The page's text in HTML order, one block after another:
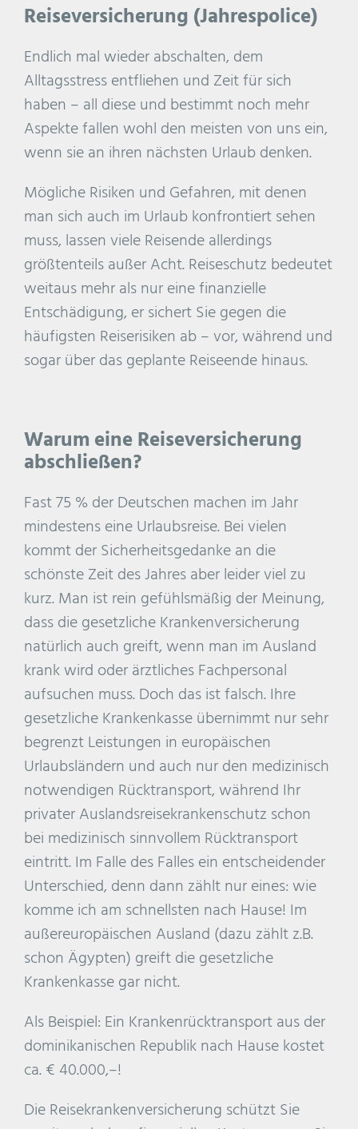
Reiseversicherung (Jahrespolice)
Endlich mal wieder abschalten, dem
Alltagsstress entfliehen und Zeit für sich
haben – all diese und bestimmt noch mehr
Aspekte fallen wohl den meisten von uns ein,
wenn sie an ihren nächsten Urlaub denken.
Mögliche Risiken und Gefahren, mit denen
man sich auch im Urlaub konfrontiert sehen
muss, lassen viele Reisende allerdings
größtenteils außer Acht. Reiseschutz bedeutet
weitaus mehr als nur eine finanzielle
Entschädigung, er sichert Sie gegen die
häufigsten Reiserisiken ab – vor, während und
sogar über das geplante Reiseende hinaus.
Warum eine Reiseversicherung
abschließen?
Fast 75 % der Deutschen machen im Jahr
mindestens eine Urlaubsreise. Bei vielen
kommt der Sicherheitsgedanke an die
schönste Zeit des Jahres aber leider viel zu
kurz. Man ist rein gefühlsmäßig der Meinung,
dass die gesetzliche Krankenversicherung
natürlich auch greift, wenn man im Ausland
krank wird oder ärztliches Fachpersonal
aufsuchen muss. Doch das ist falsch. Ihre
gesetzliche Krankenkasse übernimmt nur sehr
begrenzt Leistungen in europäischen
Urlaubsländern und auch nur den medizinisch
notwendigen Rücktransport, während Ihr
privater Auslandsreisekrankenschutz schon
bei medizinisch sinnvollem Rücktransport
eintritt. Im Falle des Falles ein entscheidender
Unterschied, denn dann zählt nur eines: wie
komme ich am schnellsten nach Hause! Im
außereuropäischen Ausland (dazu zählt z.B.
schon Ägypten) greift die gesetzliche
Krankenkasse gar nicht.
Als Beispiel: Ein Krankenrücktransport aus der
dominikanischen Republik nach Hause kostet
ca. € 40.000,–!
Die Reisekrankenversicherung schützt Sie